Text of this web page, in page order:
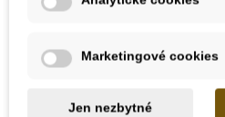
Safari Ltd. je americká firma
ekologických hraček. Na
byla dětská karetní hra na
zvířat. V roce 1986 firma
Marketingové cookies
Jen nezbytné